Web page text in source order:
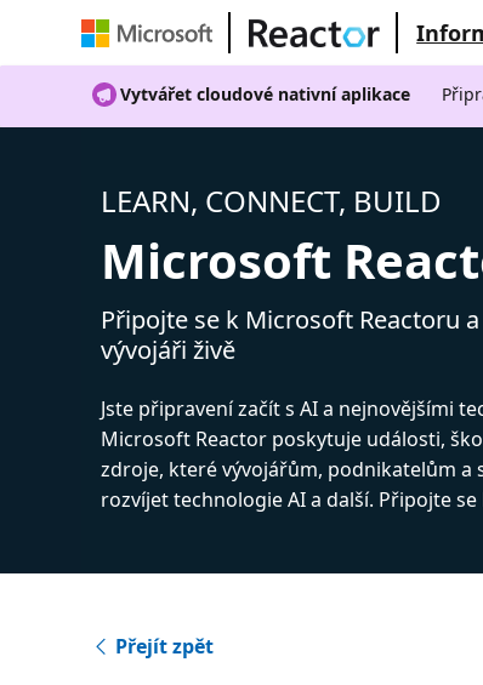
Vytvářet cloudové nativní aplikace
LEARN, CONNECT, BUILD
Microsoft
Připojte se k Microsoft Reactoru
vývojáři živě
Jste připravení začít s AI a nejnovějšími
Microsoft Reactor poskytuje události,
zdroje, které vývojářům, podnikatelům
rozvíjet technologie AI a další. Připojte se
Přejít zpět